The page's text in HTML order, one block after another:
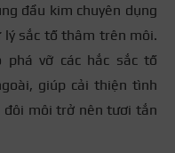
đầu kim chuyên dụng
lý sắc tố thâm trên môi.
vỡ các hắc sắc tố
giúp cải thiện tình
môi trở nên tươi tắn